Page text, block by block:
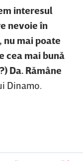
interesul
nevoie în
nu mai poate
cea mai bună
Da. Rămâne
Dinamo.